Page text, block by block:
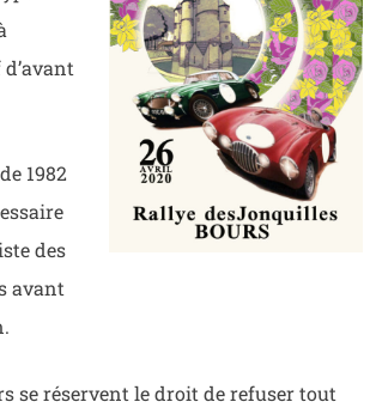
1982
des
avant
se réservent le droit de refuser tout